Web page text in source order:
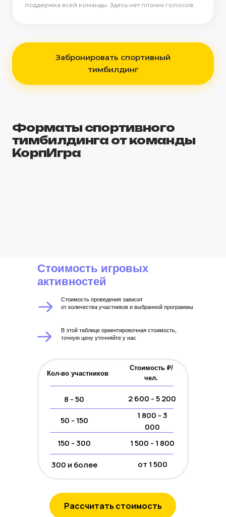
поддержка всей команды. Здесь нет плохих голосов.
Забронировать спортивный
тимбилдинг
Форматы спортивного
тимбилдинга от команды
КорпИгра
Рассчитать стоимость
Стоимость игровых
активностей
Стоимость проведения зависит
от количества участников и выбранной программы
В этой таблице ориентировочная стоимость,
точную цену уточняйте у нас
Стоимость ₽/
чел.
2 600 - 5 200
1 800 - 3
000
1 500 - 1 800
от 1 500
Кол-во участников
50 - 150
8 - 50
300 и более
150 - 300